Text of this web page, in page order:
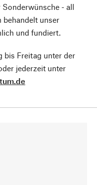
Sonderwünsche - all
behandelt unser
und fundiert.
bis Freitag unter der
jederzeit unter